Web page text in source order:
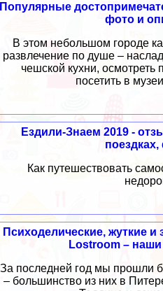
Популярные
фото и
В этом небольшом городе
развлечение по душе –
чешской кухни, осмотреть
посетить в
Ездили-Знаем 2019 -
Как путешествовать
Психоделические, жуткие
Lostroom –
За последней год мы прошли
– большинство из них в